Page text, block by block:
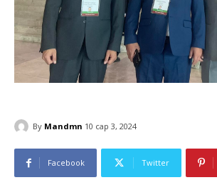
By Mandmn 10 сар 3, 2024
Facebook Twitter